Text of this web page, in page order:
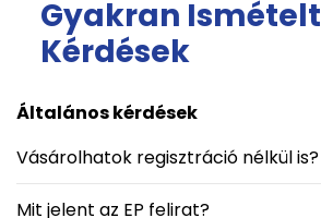
Gyakran Ismételt
Kérdések
Általános kérdések
Vásárolhatok regisztráció nélkül is?
Mit jelent az EP felirat?